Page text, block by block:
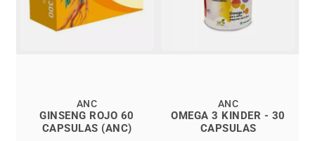
GINSENG ROJO 60
CAPSULAS (ANC)
ANC
OMEGA 3 KINDER - 30
CAPSULAS
ANC